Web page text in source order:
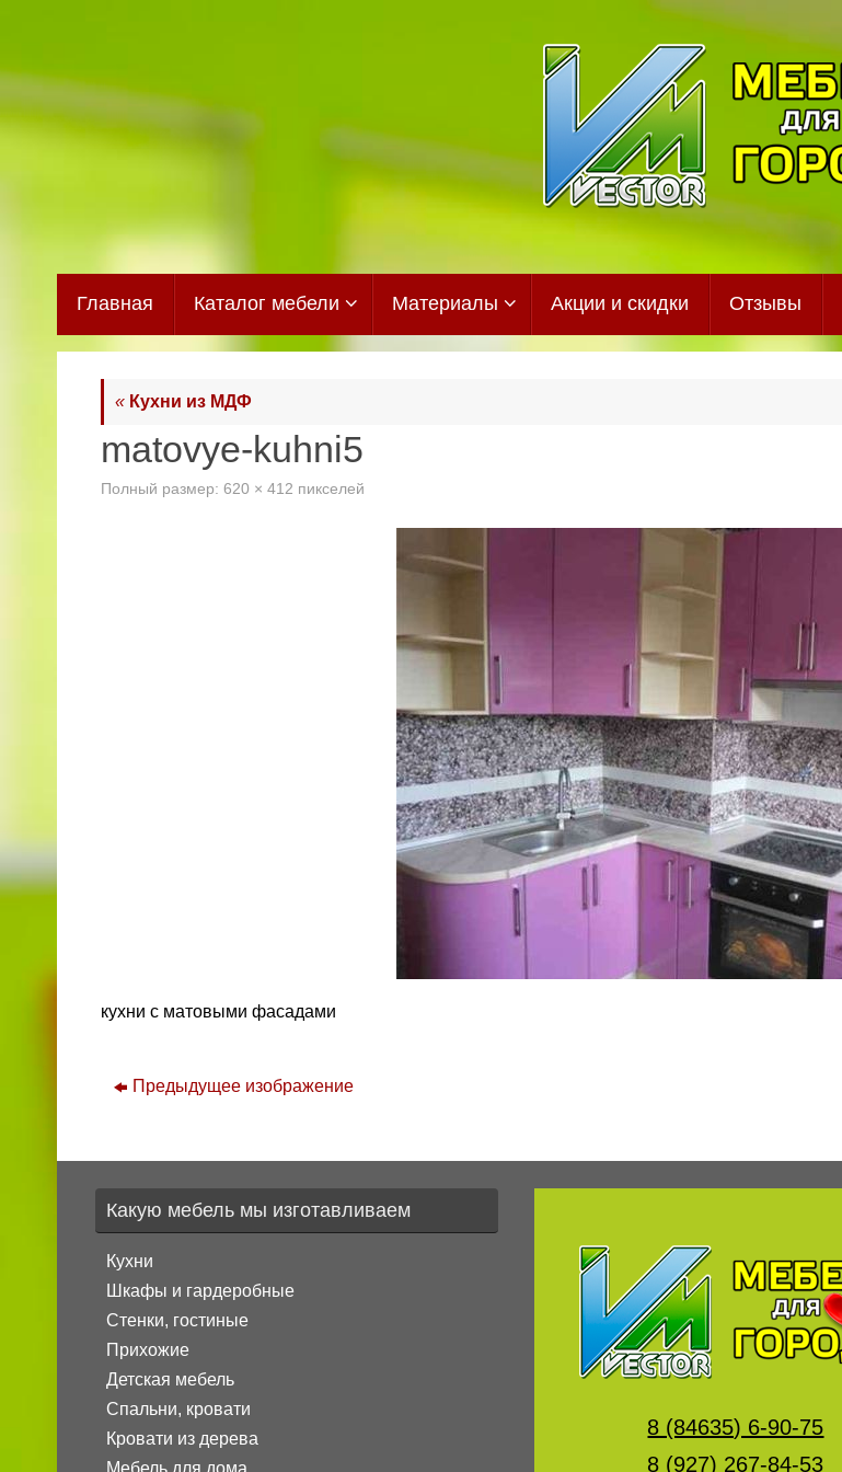
содержимому
Главная Каталог мебели Материалы Акции и скидки Отзывы
« Кухни из МДФ
matovye-kuhni5
Полный размер: 620 × 412 пикселей
кухни с матовыми фасадами
Предыдущее изображение
Какую мебель мы изготавливаем
Кухни
Шкафы и гардеробные
Стенки, гостиные
Прихожие
Детская мебель
Спальни, кровати
Кровати из дерева
8 (84635) 6-90-75
8 (927) 267-84-53